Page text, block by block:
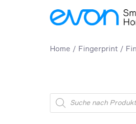
Home Fingerprint
Products
search